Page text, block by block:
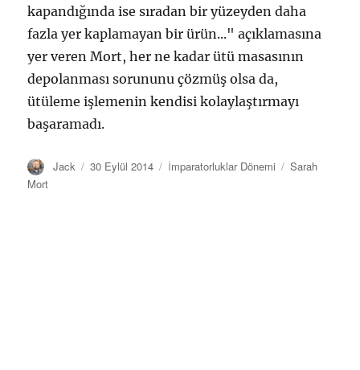
kapandığında ise sıradan bir yüzeyden daha
fazla yer kaplamayan bir ürün..." açıklamasına
yer veren Mort, her ne kadar ütü masasının
depolanması sorununu çözmüş olsa da,
ütüleme işlemenin kendisi kolaylaştırmayı
başaramadı.
Yazar
Jack
Yayın
30 Eylül 2014 Kategoriler
İmparatorluklar Dönemi Etiketler
Sarah
Mort